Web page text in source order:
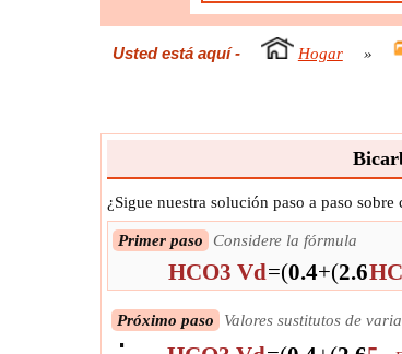
Usted está aquí- Hogar »
¿Sigue nuestra solución paso a paso
Primer paso Considere la fórmula
HCO3 Vd=(0.4+(2.6
Próximo paso Valores sustitutos de